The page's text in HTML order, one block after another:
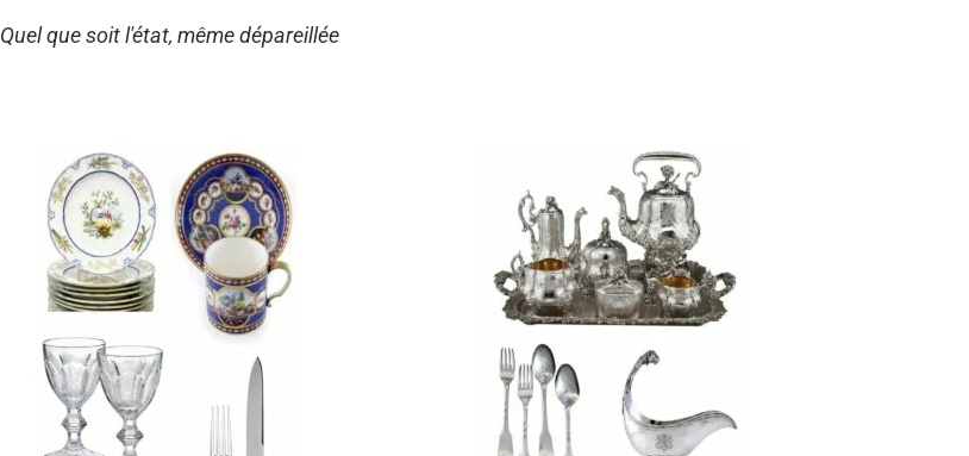
Quel que soit l'état, même dépareillée